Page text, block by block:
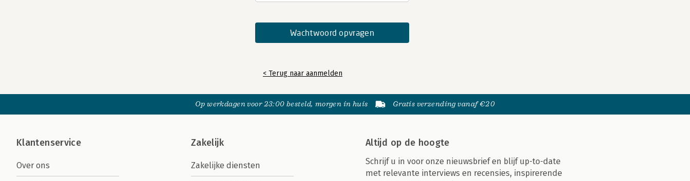
< Terug naar aanmelden
Op werkdagen voor 23:00 besteld, morgen in huis Gratis verzending vanaf €20
Klantenservice
Over ons
Zakelijk
Zakelijke diensten
Altijd op de hoogte
Schrijf u in voor onze nieuwsbrief en blijf up-to-date
met relevante interviews en recensies, inspirerende